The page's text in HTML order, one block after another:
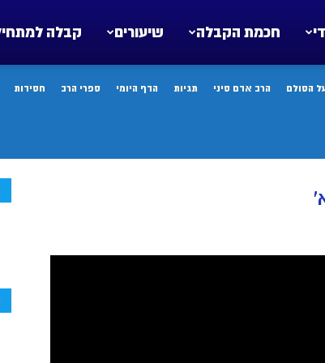
קבלה שיעורים חכמת הקבלה
הסולם הרב אדם סיני תגיות הדף היומי ספרי הרב חסידות